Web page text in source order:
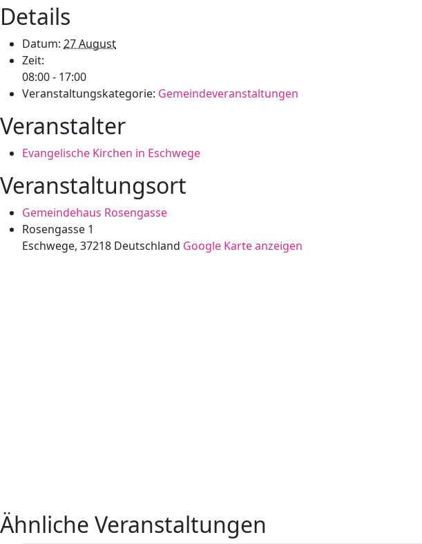
Details
Datum: 27 August
Zeit:
08:00 - 17:00
Veranstaltungskategorie: Gemeindeveranstaltungen
Veranstalter
Evangelische Kirchen in Eschwege
Veranstaltungsort
Gemeindehaus Rosengasse
Rosengasse 1
Eschwege, 37218 Deutschland Google Karte anzeigen
Ähnliche Veranstaltungen